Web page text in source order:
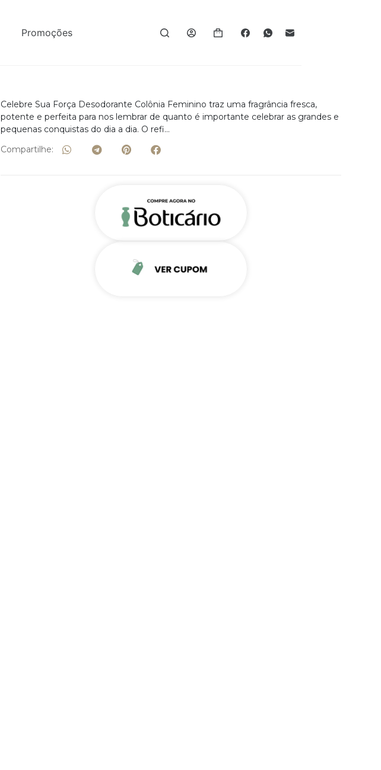
Promoções
Celebre Sua Força Desodorante Colônia Feminino traz uma fragrância fresca,
potente e perfeita para nos lembrar de quanto é importante celebrar as grandes e
pequenas conquistas do dia a dia. O refi…
Compartilhe: